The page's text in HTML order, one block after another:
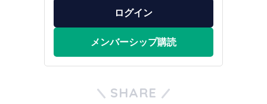
ログイン
メンバーシップ購読
SHARE